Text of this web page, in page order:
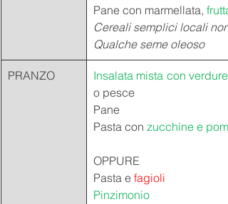
Pane con marmellata,
Cereali semplici locali
Qualche seme oleoso
PRANZO Insalata mista con verdure
o pesce
Pane
Pasta con zucchine e
OPPURE
Pasta e fagioli
Pinzimonio